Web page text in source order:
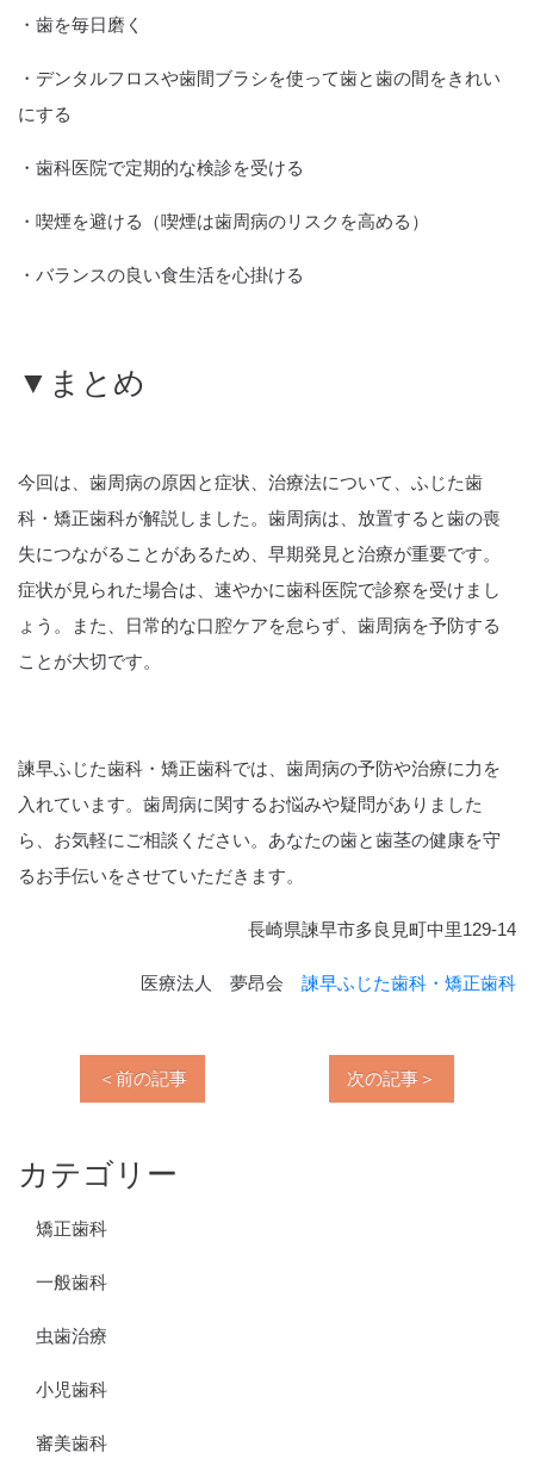
・歯を毎日磨く
・デンタルフロスや歯間ブラシを使って歯と歯の間をきれい
にする
・歯科医院で定期的な検診を受ける
・喫煙を避ける（喫煙は歯周病のリスクを高める）
・バランスの良い食生活を心掛ける
▼まとめ
今回は、歯周病の原因と症状、治療法について、ふじた歯
科・矯正歯科が解説しました。歯周病は、放置すると歯の喪
失につながることがあるため、早期発見と治療が重要です。
症状が見られた場合は、速やかに歯科医院で診察を受けまし
ょう。また、日常的な口腔ケアを怠らず、歯周病を予防する
ことが大切です。
諫早ふじた歯科・矯正歯科では、歯周病の予防や治療に力を
入れています。歯周病に関するお悩みや疑問がありました
ら、お気軽にご相談ください。あなたの歯と歯茎の健康を守
るお手伝いをさせていただきます。
長崎県諫早市多良見町中里129-14
医療法人 夢昂会 諫早ふじた歯科・矯正歯科
＜前の記事 次の記事＞
カテゴリー
矯正歯科
一般歯科
虫歯治療
小児歯科
審美歯科